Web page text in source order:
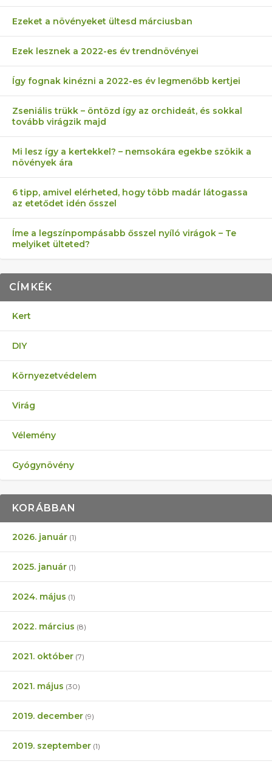
Ezeket a növényeket ültesd márciusban
Ezek lesznek a 2022-es év trendnövényei
Így fognak kinézni a 2022-es év legmenőbb kertjei
Zseniális trükk – öntözd így az orchideát, és sokkal
tovább virágzik majd
Mi lesz így a kertekkel? – nemsokára egekbe szökik a
növények ára
6 tipp, amivel elérheted, hogy több madár látogassa
az etetődet idén ősszel
Íme a legszínpompásabb ősszel nyíló virágok – Te
melyiket ülteted?
CÍMKÉK
Kert
DIY
Környezetvédelem
Virág
Vélemény
Gyógynövény
KORÁBBAN
2026. január (1)
2025. január (1)
2024. május (1)
2022. március (8)
2021. október (7)
2021. május (30)
2019. december (9)
2019. szeptember (1)